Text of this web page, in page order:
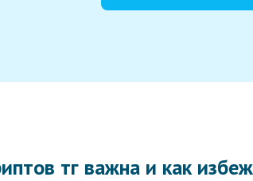
тг важна и как